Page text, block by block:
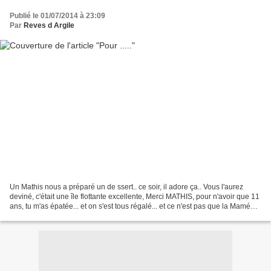
Publié le 01/07/2014 à 23:09
Par Reves d Argile
Un Mathis nous a préparé un de ssert.. ce soir, il adore ça.. Vous l'aurez
deviné, c'était une île flottante excellente, Merci MATHIS, pour n'avoir que 11
ans, tu m'as épatée... et on s'est tous régalé... et ce n'est pas que la Mamée